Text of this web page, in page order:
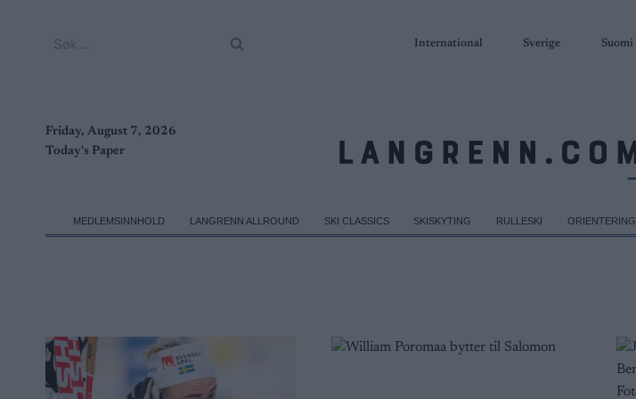
International Sverige Suomi
Friday, August 7, 2026
Today's Paper
MEDLEMSINNHOLD LANGRENN ALLROUND SKI CLASSICS SKISKYTING RULLESKI ORIENTERING